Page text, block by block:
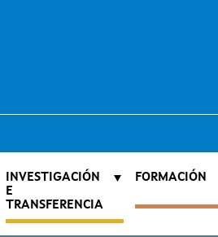
INVESTIGACIÓN
E
TRANSFERENCIA
FORMACIÓN